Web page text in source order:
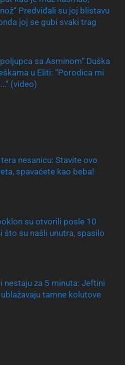
Predviđali su joj blistavu
joj se gubi svaki trag
sa Asminom“ Duška
u Eliti: “Porodica mi
(video)
nesanicu: Stavite ovo
spavaćete kao beba!
su otvorili posle 10
što su našli unutra, spasilo
nestaju za 5 minuta: Jeftini
tamne kolutove